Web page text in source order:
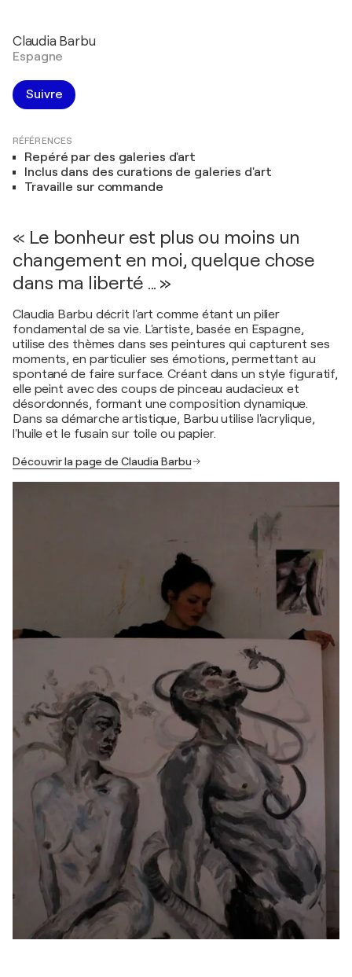
Claudia Barbu
Espagne
Suivre
RÉFÉRENCES
Repéré par des galeries d'art
Inclus dans des curations de galeries d'art
Travaille sur commande
« Le bonheur est plus ou moins un
changement en moi, quelque chose
dans ma liberté ... »
Claudia Barbu décrit l'art comme étant un pilier
fondamental de sa vie. L'artiste, basée en Espagne,
utilise des thèmes dans ses peintures qui capturent ses
moments, en particulier ses émotions, permettant au
spontané de faire surface. Créant dans un style figuratif,
elle peint avec des coups de pinceau audacieux et
désordonnés, formant une composition dynamique.
Dans sa démarche artistique, Barbu utilise l'acrylique,
l'huile et le fusain sur toile ou papier.
Découvrir la page de Claudia Barbu